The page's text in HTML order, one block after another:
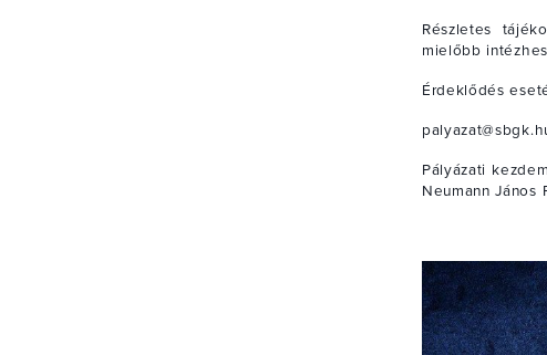
Részletes
mielőbb
Érdeklődés
Pályázati
Neumann János